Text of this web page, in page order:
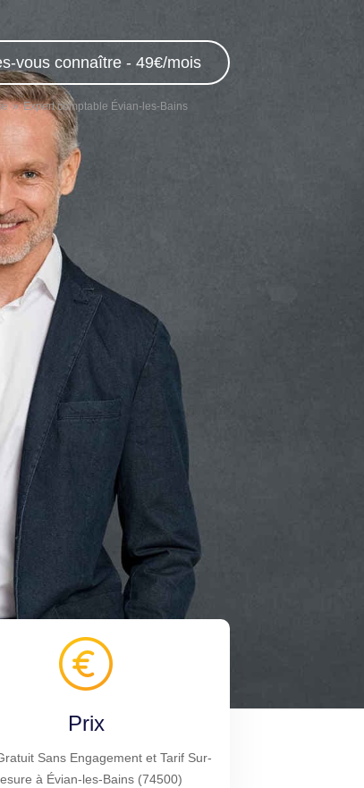
vous connaître - 49€/mois
Expert comptable Évian-les-Bains
Prix
Sans Engagement et Tarif Sur-
à Évian-les-Bains (74500)